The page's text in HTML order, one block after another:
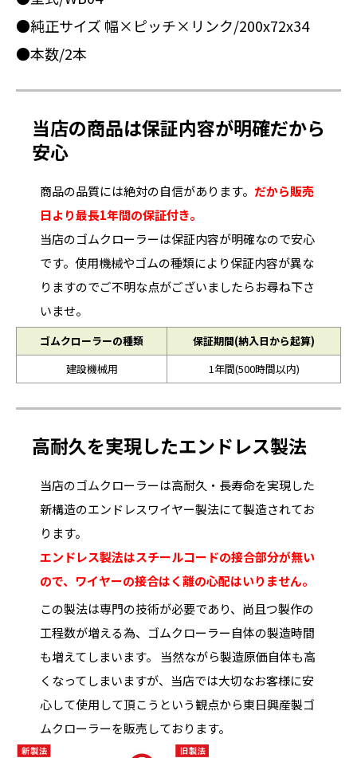
●純正サイズ 幅×ピッチ×リンク/200x72x34
●本数/2本
当店の商品は保証内容が明確だから
安心
商品の品質には絶対の自信があります。 だから販売
日より最長1年間の保証付き。
当店のゴムクローラーは保証内容が明確なので安心
です。使用機械やゴムの種類により保証内容が異な
りますのでご不明な点がございましたらお尋ね下さ
いませ。
ゴムクローラーの種類
保証期間(納入日から起算)
建設機械用
1年間(500時間以内)
高耐久を実現したエンドレス製法
当店のゴムクローラーは高耐久・長寿命を実現した
新構造のエンドレスワイヤー製法にて製造されてお
ります。
エンドレス製法はスチールコードの接合部分が無い
ので、ワイヤーの接合はく離の心配はいりません。
この製法は専門の技術が必要であり、尚且つ製作の
工程数が増える為、ゴムクローラー自体の製造時間
も増えてしまいます。 当然ながら製造原価自体も高
くなってしまいますが、当店では大切なお客様に安
心して使用して頂こうという観点から東日興産製ゴ
ムクローラーを販売しております。